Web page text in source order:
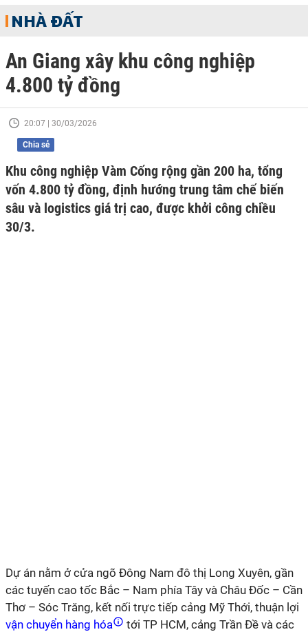
NHÀ ĐẤT
An Giang xây khu công nghiệp
4.800 tỷ đồng
20:07 | 30/03/2026
Chia sẻ
Khu công nghiệp Vàm Cống rộng gần 200 ha, tổng
vốn 4.800 tỷ đồng, định hướng trung tâm chế biến
sâu và logistics giá trị cao, được khởi công chiều
30/3.
Dự án nằm ở cửa ngõ Đông Nam đô thị Long Xuyên, gần
các tuyến cao tốc Bắc – Nam phía Tây và Châu Đốc – Cần
Thơ – Sóc Trăng, kết nối trực tiếp cảng Mỹ Thới, thuận lợi
vận chuyển hàng hóa
tới TP HCM, cảng Trần Đề và các